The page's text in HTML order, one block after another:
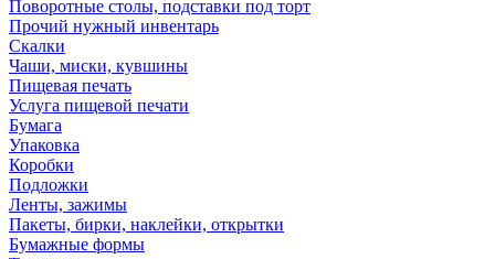
Поворотные столы, подставки под торт
Прочий нужный инвентарь
Скалки
Чаши, миски, кувшины
Пищевая печать
Услуга пищевой печати
Бумага
Упаковка
Коробки
Подложки
Ленты, зажимы
Пакеты, бирки, наклейки, открытки
Бумажные формы